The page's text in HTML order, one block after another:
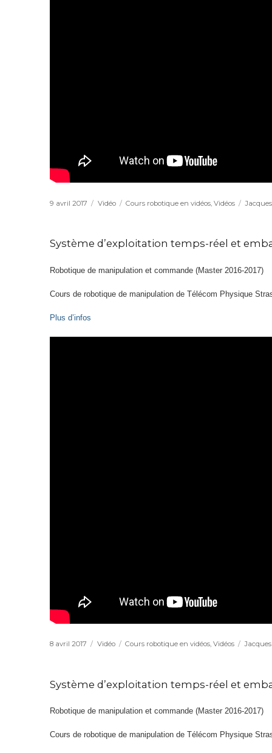
Publié
9 avril 2017 Format
Vidéo Catégories
Cours robotique en vidéos, Vidéos
Système d’exploitation temps-réel et
Robotique de manipulation et commande (Master 2016-2017)
Cours de robotique de manipulation de Télécom Physique
Plus d’infos
Publié
8 avril 2017 Format
Vidéo Catégories
Cours robotique en vidéos, Vidéos
Système d’exploitation temps-réel et
Robotique de manipulation et commande (Master 2016-2017)
Cours de robotique de manipulation de Télécom Physique